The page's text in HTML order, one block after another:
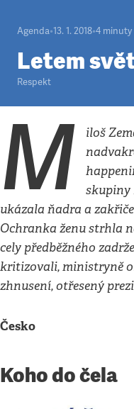
Agenda•13. 1. 2018•4 minuty
Letem
Respekt
M
iloš
skupiny
ukázala ňadra a
Ochranka ženu strhla
cely předběžného
kritizovali, ministryně
zhnusení, otřesený
Česko
Koho do čela